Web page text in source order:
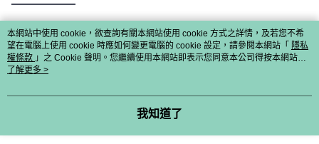
熱門標籤
本網站中使用 cookie，欲查詢有關本網站使用 cookie 方式之詳情，及若您不希
望在電腦上使用 cookie 時應如何變更電腦的 cookie 設定，請參閱本網站「 隱私
權條款 」之 Cookie 聲明。您繼續使用本網站即表示您同意本公司得按本網站使
用條款之 Cookie 聲明使用 cookie。
了解更多 >
我知道了